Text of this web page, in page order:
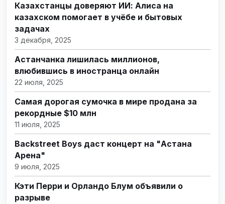
Казахстанцы доверяют ИИ: Алиса на
казахском помогает в учёбе и бытовых
задачах
3 декабря, 2025
Астанчанка лишилась миллионов,
влюбившись в иностранца онлайн
22 июля, 2025
Самая дорогая сумочка в мире продана за
рекордные $10 млн
11 июля, 2025
Backstreet Boys даст концерт на "Астана
Арена"
9 июля, 2025
Кэти Перри и Орландо Блум объявили о
разрыве